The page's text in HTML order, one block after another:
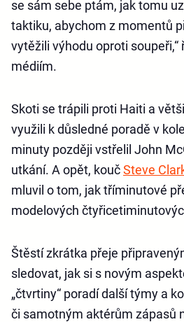
se sám sebe ptám, jak tomu
taktiku, abychom z momentů
vytěžili výhodu oproti
médiím.
Skoti se trápili proti Haiti a
využili k důsledné poradě v
minuty později vstřelil John
utkání. A opět, koučSteve
mluvil o tom, jak tříminutové
modelových
Štěstí zkrátka přeje
sledovat, jak si s novým
„čtvrtiny“ poradí další týmy a
či samotným aktérům zápasů